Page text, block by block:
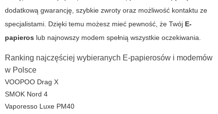
dodatkową gwarancję, szybkie zwroty oraz możliwość kontaktu ze
specjalistami. Dzięki temu możesz mieć pewność, że Twój E-
papieros lub najnowszy modem spełnią wszystkie oczekiwania.
Ranking najczęściej wybieranych E-papierosów i modemów
w Polsce
VOOPOO Drag X
SMOK Nord 4
Vaporesso Luxe PM40